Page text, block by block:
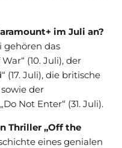
im Juli an?
das
(10. Juli), der
(17. Juli), die britische
der
Not Enter“ (31. Juli).
Thriller „Off the
eines genialen